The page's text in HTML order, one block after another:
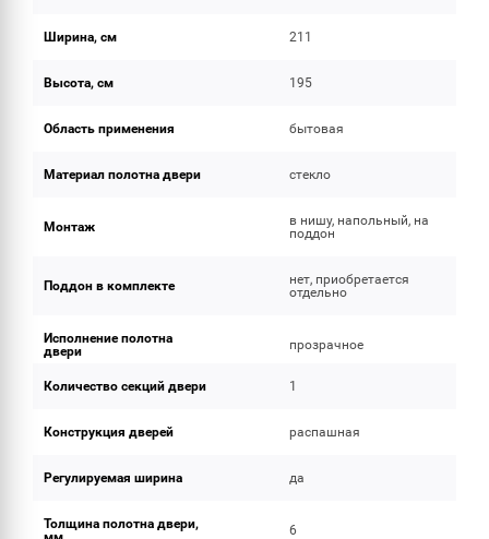
Ширина, см 211
Высота, см 195
Область применения бытовая
Материал полотна двери стекло
Монтаж
в нишу, напольный, на
поддон
Поддон в комплекте
нет, приобретается
отдельно
Исполнение полотна
двери
прозрачное
Количество секций двери 1
Конструкция дверей распашная
Регулируемая ширина да
Толщина полотна двери,
6